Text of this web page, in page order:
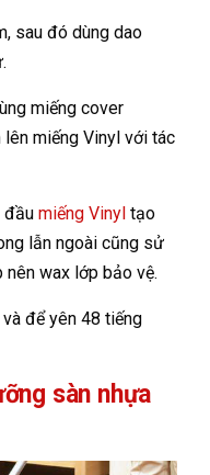
sau đó dùng dao
miếng cover
miếng Vinyl với tác
đầu miếng Vinyl tạo
lẫn ngoài cũng sử
wax lớp bảo vệ.
để yên 48 tiếng
sàn nhựa